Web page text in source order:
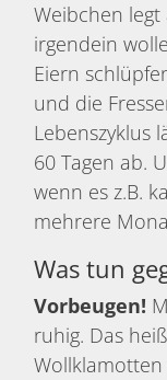
Weibchen
irgendein
Eiern
und die
Lebenszyklus
60 Tagen ab.
wenn es z.B.
mehrere
Was tun
Vorbeugen!
ruhig. Das